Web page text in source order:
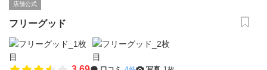
店舗公式
フリーグッド